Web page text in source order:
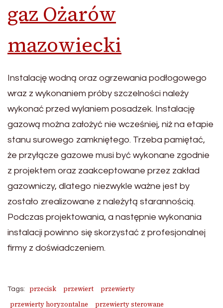
gaz Ożarów
mazowiecki
Instalację wodną oraz ogrzewania podłogowego
wraz z wykonaniem próby szczelności należy
wykonać przed wylaniem posadzek. Instalację
gazową można założyć nie wcześniej, niż na etapie
stanu surowego zamkniętego. Trzeba pamiętać,
że przyłącze gazowe musi być wykonane zgodnie
z projektem oraz zaakceptowane przez zakład
gazowniczy, dlatego niezwykle ważne jest by
zostało zrealizowane z należytą starannością.
Podczas projektowania, a następnie wykonania
instalacji powinno się skorzystać z profesjonalnej
firmy z doświadczeniem.
Tags: przecisk przewiert
przewierty
przewierty horyzontalne
przewierty sterowane